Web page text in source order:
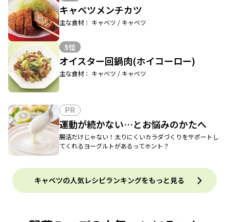
キャベツメンチカツ
主な食材： キャベツ / キャベツ
5位
オイスター回鍋肉(ホイコーロー)
主な食材： キャベツ / キャベツ
PR
運動が続かない…とお悩みのかたへ
腸活だけじゃない！太りにくいカラダづくりをサポートし
てくれるヨーグルトがあるってホント？
キャベツの人気レシピランキングをもっと見る